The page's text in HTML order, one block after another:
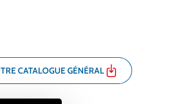
CATALOGUE GÉNÉRAL